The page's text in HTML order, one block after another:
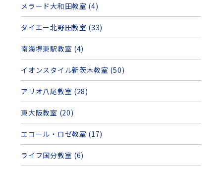
メラード大和田教室 (4)
ダイエー北野田教室 (33)
南海堺東駅教室 (4)
イオンスタイル新茨木教室 (50)
アリオ八尾教室 (28)
東大阪教室 (20)
エコール・ロゼ教室 (17)
ライフ国分教室 (6)